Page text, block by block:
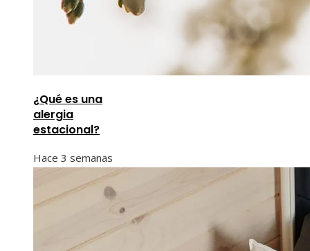
¿Qué es una
alergia
estacional?
Hace 3 semanas